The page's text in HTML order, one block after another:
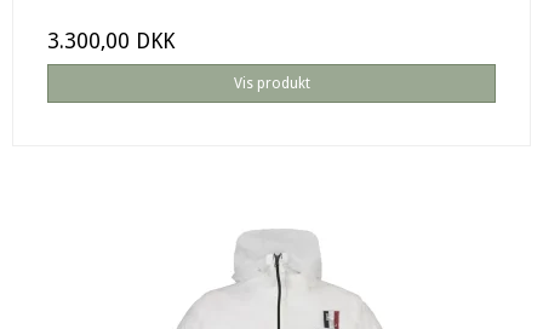
3.300,00 DKK
Vis produkt